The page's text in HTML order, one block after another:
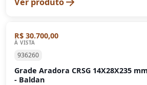
R$ 30.700,00
À VISTA
936260
Grade Aradora CRSG 14X28X235
- Baldan